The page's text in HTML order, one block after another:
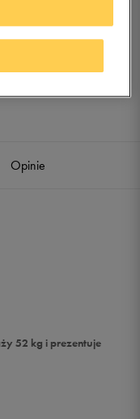
od nas powiadomienie.
Opinie
52 kg i prezentuje